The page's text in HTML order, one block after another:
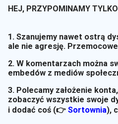
HEJ, PRZYPOMINAMY
1. Szanujemy nawet ostrą
ale nie agresję.
2. W komentarzach można
embedów z mediów
3. Polecamy założenie
zobaczyć wszystkie swoje
i dodać coś (👉 Sortownia),